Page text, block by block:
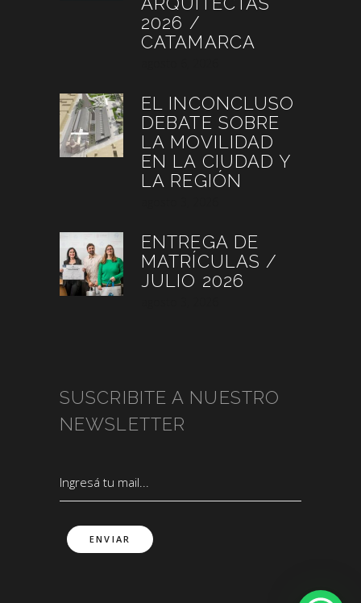
2026 /
CATAMARCA
EL INCONCLUSO
DEBATE SOBRE
LA MOVILIDAD
EN LA CIUDAD Y
LA REGIÓN
ENTREGA DE
MATRÍCULAS /
JULIO 2026
SUSCRIBITE A NUESTRO
NEWSLETTER